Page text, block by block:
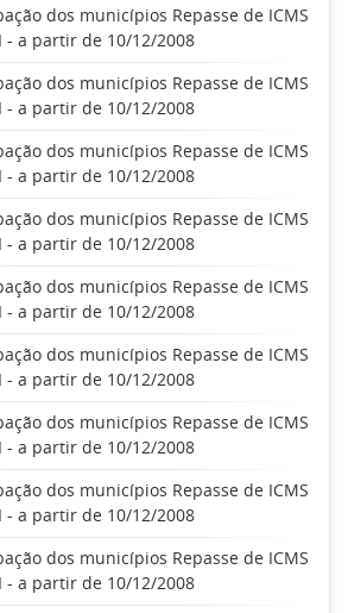
dos municípios Repasse de ICMS
- a partir de 10/12/2008
dos municípios Repasse de ICMS
- a partir de 10/12/2008
dos municípios Repasse de ICMS
- a partir de 10/12/2008
dos municípios Repasse de ICMS
- a partir de 10/12/2008
dos municípios Repasse de ICMS
- a partir de 10/12/2008
dos municípios Repasse de ICMS
- a partir de 10/12/2008
dos municípios Repasse de ICMS
- a partir de 10/12/2008
dos municípios Repasse de ICMS
- a partir de 10/12/2008
dos municípios Repasse de ICMS
- a partir de 10/12/2008